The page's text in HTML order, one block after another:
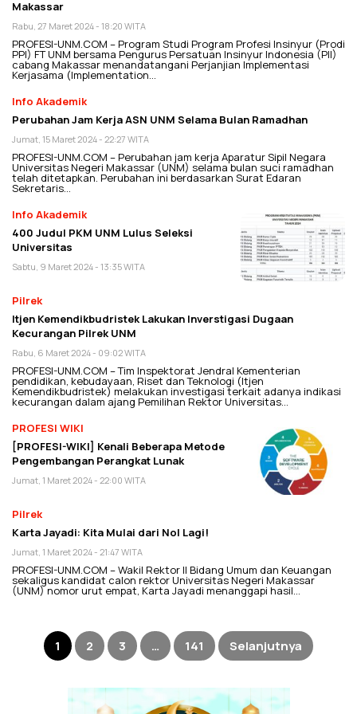
Makassar
Rabu, 27 Maret 2024 - 18:20 WITA
PROFESI-UNM.COM – Program Studi Program Profesi Insinyur (Prodi
PPI) FT UNM bersama Pengurus Persatuan Insinyur Indonesia (PII)
cabang Makassar menandatangani Perjanjian Implementasi
Kerjasama (Implementation…
Info Akademik
Perubahan Jam Kerja ASN UNM Selama Bulan Ramadhan
Jumat, 15 Maret 2024 - 22:27 WITA
PROFESI-UNM.COM – Perubahan jam kerja Aparatur Sipil Negara
Universitas Negeri Makassar (UNM) selama bulan suci ramadhan
telah ditetapkan. Perubahan ini berdasarkan Surat Edaran
Sekretaris…
Info Akademik
400 Judul PKM UNM Lulus Seleksi
Universitas
Sabtu, 9 Maret 2024 - 13:35 WITA
Pilrek
Itjen Kemendikbudristek Lakukan Inverstigasi Dugaan
Kecurangan Pilrek UNM
Rabu, 6 Maret 2024 - 09:02 WITA
PROFESI-UNM.COM – Tim Inspektorat Jendral Kementerian
pendidikan, kebudayaan, Riset dan Teknologi (Itjen
Kemendikbudristek) melakukan investigasi terkait adanya indikasi
kecurangan dalam ajang Pemilihan Rektor Universitas…
PROFESI WIKI
[PROFESI-WIKI] Kenali Beberapa Metode
Pengembangan Perangkat Lunak
Jumat, 1 Maret 2024 - 22:00 WITA
Pilrek
Karta Jayadi: Kita Mulai dari Nol Lagi!
Jumat, 1 Maret 2024 - 21:47 WITA
PROFESI-UNM.COM – Wakil Rektor II Bidang Umum dan Keuangan
sekaligus kandidat calon rektor Universitas Negeri Makassar
(UNM) nomor urut empat, Karta Jayadi menanggapi hasil…
Paginasi
pos1 2 3 … 141 Selanjutnya